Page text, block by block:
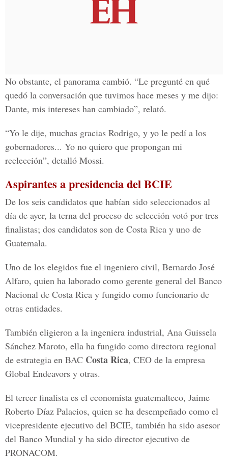
No obstante, el panorama cambió. “Le pregunté en qué
quedó la conversación que tuvimos hace meses y me dijo:
Dante, mis intereses han cambiado”, relató.
“Yo le dije, muchas gracias Rodrigo, y yo le pedí a los
gobernadores... Yo no quiero que propongan mi
reelección”, detalló Mossi.
Aspirantes a presidencia del BCIE
De los seis candidatos que habían sido seleccionados al
día de ayer, la terna del proceso de selección votó por tres
finalistas; dos candidatos son de Costa Rica y uno de
Guatemala.
Uno de los elegidos fue el ingeniero civil, Bernardo José
Alfaro, quien ha laborado como gerente general del Banco
Nacional de Costa Rica y fungido como funcionario de
otras entidades.
También eligieron a la ingeniera industrial, Ana Guissela
Sánchez Maroto, ella ha fungido como directora regional
de estrategia en BAC Costa Rica, CEO de la empresa
Global Endeavors y otras.
El tercer finalista es el economista guatemalteco, Jaime
Roberto Díaz Palacios, quien se ha desempeñado como el
vicepresidente ejecutivo del BCIE, también ha sido asesor
del Banco Mundial y ha sido director ejecutivo de
PRONACOM.